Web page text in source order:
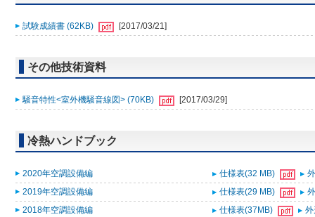
試験成績書 (62KB) [2017/03/21]
その他技術資料
騒音特性<室外機騒音線図> (70KB) [2017/03/29]
冷熱ハンドブック
2020年空調設備編 仕様表(32 MB)
2019年空調設備編
仕様表(29 MB)
2018年空調設備編
仕様表(37MB)